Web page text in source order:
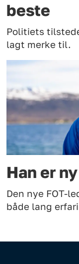
beste
Politiets
lagt merke til.
Han er
Den nye FOT-
både lang